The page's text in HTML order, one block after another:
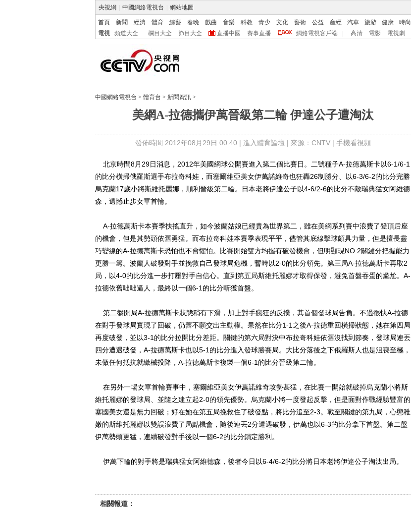
央視網 中國網絡電視台 網站地圖
首頁 新聞 經濟 體育 綜藝 春晚 戲曲 音樂 科教 青少 文化 藝術 公益 産經 汽車 旅游 健康 時尚
電視
頻道大全 欄目大全 節目大全 直播中國 賽事直播 網絡電視客戶端 高清 電影 電視劇
中國網絡電視台 > 體育台 > 新聞資訊 >
美網A-拉德攜伊萬晉級第二輪 伊達公子遭淘汰
發佈時間:2012年08月29日 00:40 | 進入體育論壇 | 來源：CNTV | 手機看視頻
北京時間8月29日消息，2012年美國網球公開賽進入第二個比賽日。二號種子A-拉德萬斯卡以6-1/6-1
的比分橫掃俄羅斯選手布拉奇科娃，而塞爾維亞美女伊萬諾維奇也狂轟26制勝分、以6-3/6-2的比分完勝
烏克蘭17歲小將斯維托麗娜，順利晉級第二輪。日本老將伊達公子以4-6/2-6的比分不敵瑞典猛女阿維德
森，遺憾止步女單首輪。
A-拉德萬斯卡本賽季扶搖直升，如今波蘭姑娘已經貴為世界第二，雖在美網系列賽中浪費了登頂后座
的機會，但是其勢頭依舊勇猛。而布拉奇科娃本賽季表現平平，儘管其底線擊球頗具力量，但是擅長靈
巧變線的A-拉德萬斯卡恐怕也不會懼怕。比賽開始雙方均握有破發機會，但明顯現NO.2關鍵分把握能力
更勝一籌。波蘭人破發對手並挽救自己發球局危機，暫時以2-0的比分領先。第三局A-拉德萬斯卡再取2
局，以4-0的比分進一步打壓對手自信心。直到第五局斯維托麗娜才取得保發，避免首盤吞蛋的尷尬。A-
拉德依舊咄咄逼人，最終以一個6-1的比分斬獲首盤。
第二盤開局A-拉德萬斯卡狀態稍有下滑，加上對手瘋狂的反撲，其首個發球局告負。不過很快A-拉德
在對手發球局實現了回破，仍舊不願交出主動權。果然在比分1-1之後A-拉德重回橫掃狀態，她在第四局
再度破發，並以3-1的比分拉開比分差距。關鍵的第六局對決中布拉奇科娃依舊沒找到節奏，發球局連丟
四分遭遇破發，A-拉德萬斯卡也以5-1的比分進入發球勝賽局。大比分落後之下俄羅斯人也是沮喪至極，
未做任何抵抗就繳械投降，A-拉德萬斯卡複製一個6-1的比分晉級第二輪。
在另外一場女單首輪賽事中，塞爾維亞美女伊萬諾維奇攻勢甚猛，在比賽一開始就破掉烏克蘭小將斯
維托麗娜的發球局、並隨之建立起2-0的領先優勢。烏克蘭小將一度發起反擊，但是面對作戰經驗豐富的
塞國美女還是無力回破；好在她在第五局挽救住了破發點，將比分追至2-3。戰至關鍵的第九局，心態稚
嫩的斯維托麗娜以雙誤浪費了局點機會，隨後連丟2分遭遇破發，伊萬也以6-3的比分拿下首盤。第二盤
伊萬勢頭更猛，連續破發對手後以一個6-2的比分鎖定勝利。
伊萬下輪的對手將是瑞典猛女阿維德森，後者今日以6-4/6-2的比分將日本老將伊達公子淘汰出局。
相關報道：